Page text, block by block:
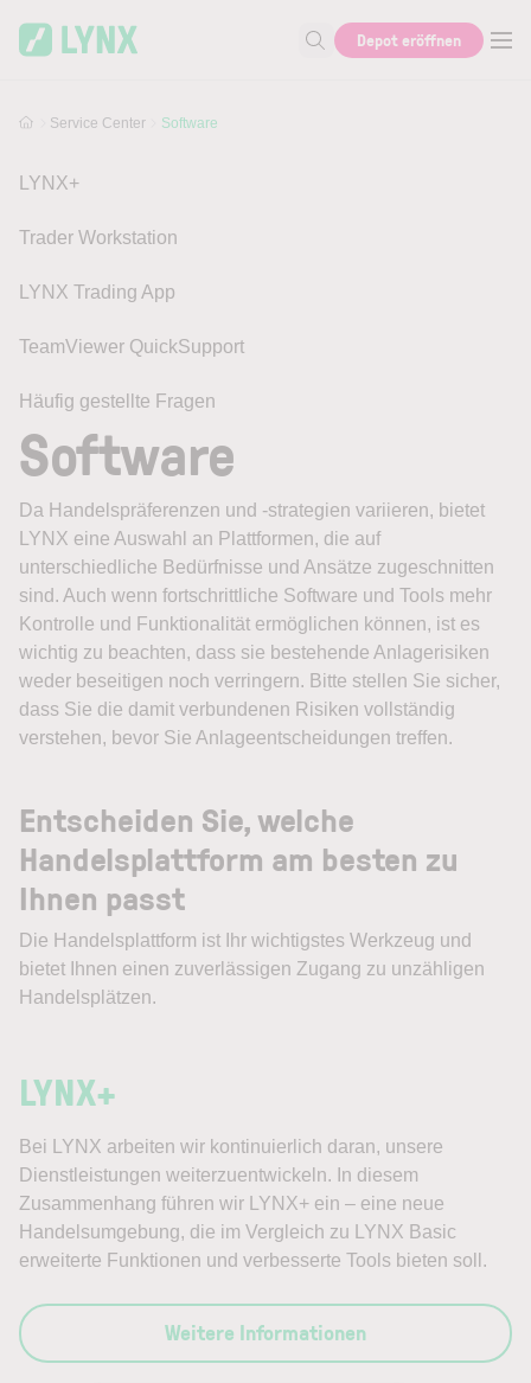
Suche nach Hilfe oder Info
Depot eröffnen
Service Center Software
LYNX+
Trader Workstation
LYNX Trading App
TeamViewer QuickSupport
Häufig gestellte Fragen
Software
Da Handelspräferenzen und -strategien variieren, bietet
LYNX eine Auswahl an Plattformen, die auf
unterschiedliche Bedürfnisse und Ansätze zugeschnitten
sind. Auch wenn fortschrittliche Software und Tools mehr
Kontrolle und Funktionalität ermöglichen können, ist es
wichtig zu beachten, dass sie bestehende Anlagerisiken
weder beseitigen noch verringern. Bitte stellen Sie sicher,
dass Sie die damit verbundenen Risiken vollständig
verstehen, bevor Sie Anlageentscheidungen treffen.
Entscheiden Sie, welche
Handelsplattform am besten zu
Ihnen passt
Die Handelsplattform ist Ihr wichtigstes Werkzeug und
bietet Ihnen einen zuverlässigen Zugang zu unzähligen
Handelsplätzen.
LYNX+
Bei LYNX arbeiten wir kontinuierlich daran, unsere
Dienstleistungen weiterzuentwickeln. In diesem
Zusammenhang führen wir LYNX+ ein – eine neue
Handelsumgebung, die im Vergleich zu LYNX Basic
erweiterte Funktionen und verbesserte Tools bieten soll.
Weitere Informationen